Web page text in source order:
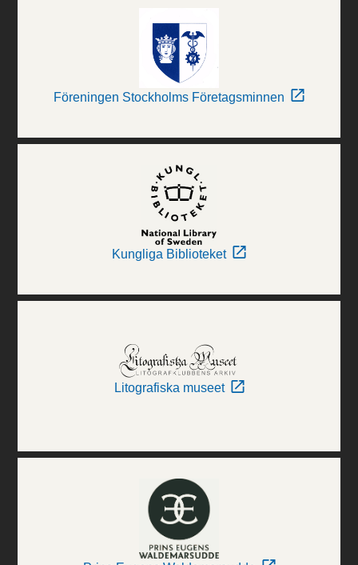
Föreningen Stockholms Företagsminnen
Kungliga Biblioteket
Litografiska museet